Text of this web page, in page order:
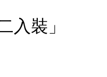
入裝」